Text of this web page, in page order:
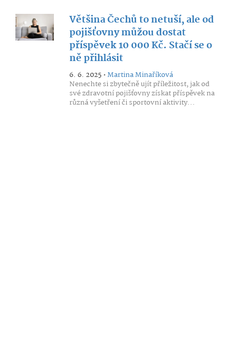
Většina Čechů to netuší, ale od
pojišťovny můžou dostat
příspěvek 10 000 Kč. Stačí se o
ně přihlásit
6. 6. 2025 •Martina Minaříková
Nenechte si zbytečně ujít příležitost, jak od
své zdravotní pojišťovny získat příspěvek na
různá vyšetření či sportovní aktivity...